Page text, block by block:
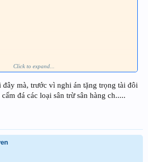
Click to expand...
đây mà, trước vì nghi án tặng trọng tài đôi
đá các loại sân trừ sân hàng ch.....